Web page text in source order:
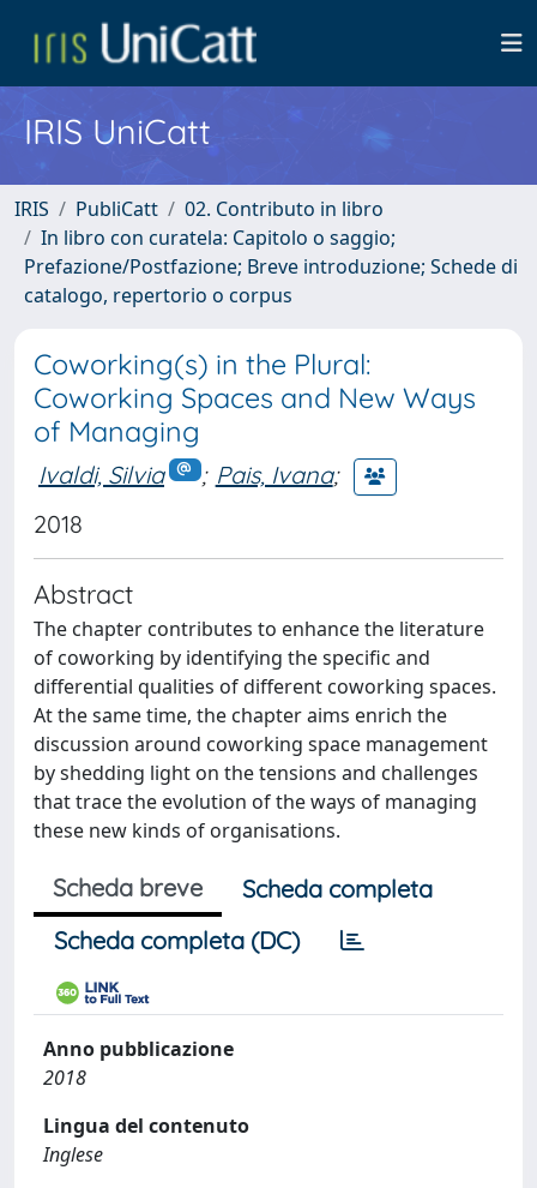
IRIS UniCatt
IRIS PubliCatt
02. Contributo in libro
In libro con curatela: Capitolo o saggio;
Prefazione/Postfazione; Breve introduzione; Schede di
catalogo, repertorio o corpus
Coworking(s) in the Plural:
Coworking Spaces and New Ways
of Managing
Ivaldi, Silvia ; Pais, Ivana;
2018
Abstract
The chapter contributes to enhance the literature
of coworking by identifying the specific and
differential qualities of different coworking spaces.
At the same time, the chapter aims enrich the
discussion around coworking space management
by shedding light on the tensions and challenges
that trace the evolution of the ways of managing
these new kinds of organisations.
Scheda breve
Scheda completa
Scheda completa (DC)
Anno pubblicazione
2018
Lingua del contenuto
Inglese